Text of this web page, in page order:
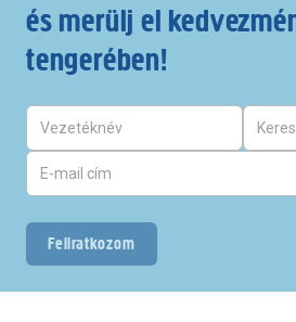
és merülj el
tengerében!
Feliratkozom